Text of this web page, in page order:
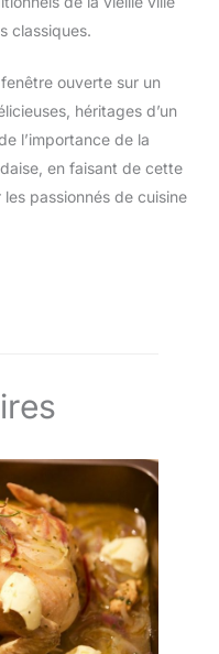
classiques.
ouverte sur un
héritages d’un
l’importance de la
en faisant de cette
passionnés de cuisine